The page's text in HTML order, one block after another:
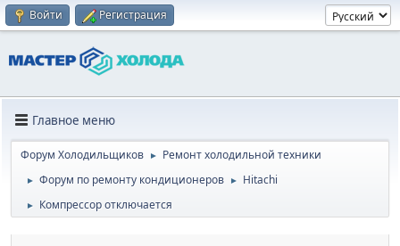
Войти Регистрация
Главное меню
Форум Холодильщиков ► Ремонт холодильной техники
► Форум по ремонту кондиционеров ► Hitachi
► Компрессор отключается